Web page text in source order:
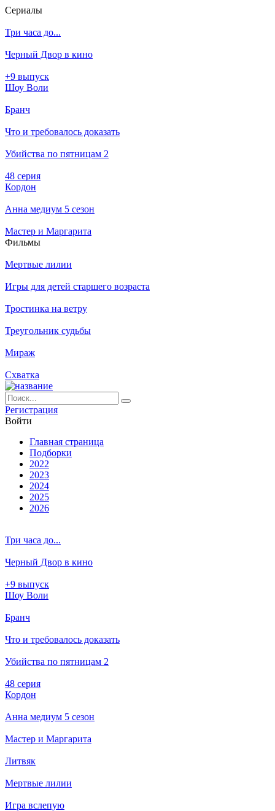
Се­риа­лы
Три часа до...
Черный Двор в кино
+9 выпуск
Шоу Воли
Бранч
Что и требовалось доказать
Убийства по пятницам 2
48 серия
Кордон
Анна медиум 5 сезон
Мастер и Маргарита
Филь­мы
Мертвые лилии
Игры для детей старшего возраста
Тростинка на ветру
Треугольник судьбы
Мираж
Схватка
Ре­ги­ст­ра­ция
Вой­ти
Глав­ная стра­ни­ца
Подборки
2022
2023
2024
2025
2026
Три часа до...
Черный Двор в кино
+9 выпуск
Шоу Воли
Бранч
Что и требовалось доказать
Убийства по пятницам 2
48 серия
Кордон
Анна медиум 5 сезон
Мастер и Маргарита
Литвяк
Мертвые лилии
Игра вслепую